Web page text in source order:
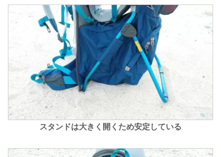
スタンドは大きく開くため安定している